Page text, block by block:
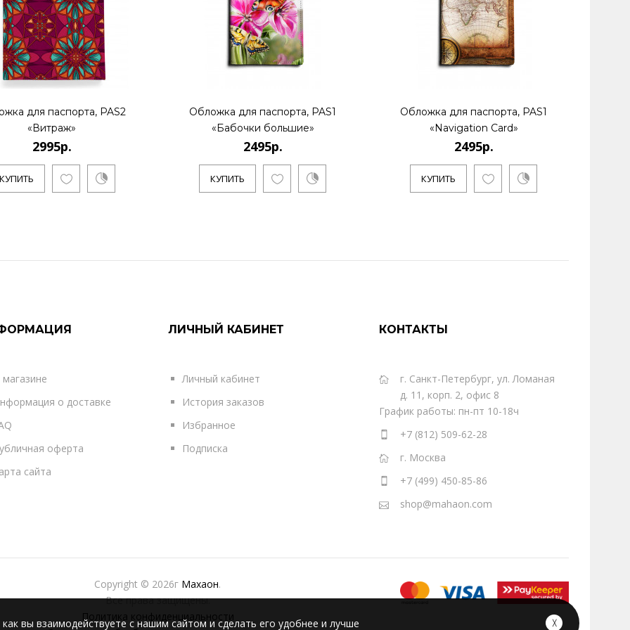
для паспорта, PAS2
«Витраж»
2995р.
КУПИТЬ
Обложка для паспорта, PAS1
«Бабочки большие»
2495р.
КУПИТЬ
Обложка для паспорта, PAS1
«Navigation Card»
2495р.
КУПИТЬ
о доставке
оферта
сайта
ЛИЧНЫЙ КАБИНЕТ
Личный кабинет
История заказов
Избранное
Подписка
КОНТАКТЫ
г. Санкт-Петербург, ул. Ломаная
д. 11, корп. 2, офис 8
График работы: пн-пт 10-18ч
+7 (812) 509-62-28
г. Москва
+7 (499) 450-85-86
shop@mahaon.com
Copyright © 2026г Махаон.
Все права защищены.
Политика конфиденциальности
вы взаимодействуете с нашим сайтом и сделать его удобнее и лучше ╳